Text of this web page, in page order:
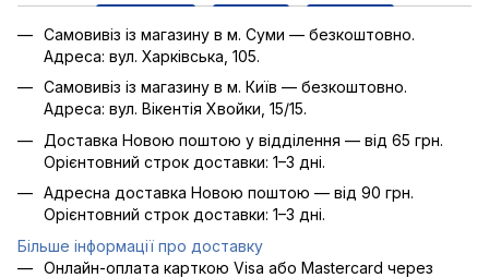
Самовивіз із магазину в м. Суми — безкоштовно.
Адреса: вул. Харківська, 105.
Самовивіз із магазину в м. Київ — безкоштовно.
Адреса: вул. Вікентія Хвойки, 15/15.
Доставка Новою поштою у відділення — від 65 грн.
Орієнтовний строк доставки: 1–3 дні.
Адресна доставка Новою поштою — від 90 грн.
Орієнтовний строк доставки: 1–3 дні.
Більше інформації про доставку
Онлайн-оплата карткою Visa або Mastercard через